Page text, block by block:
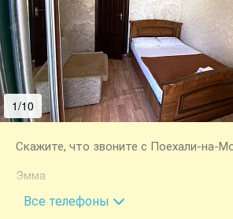
1/10
Скажите, что звоните с Поехали-на-
Эмма
+7 (928) 459-88-40
Все телефоны